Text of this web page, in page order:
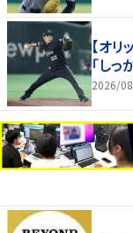
【オ
「し
2026/